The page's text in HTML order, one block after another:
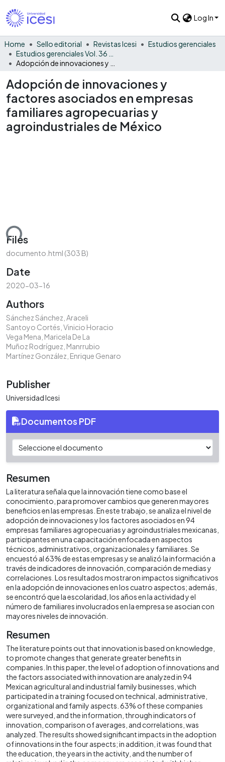
Log In
Home Sello editorial Revistas Icesi
Estudios gerenciales
Adopción de innovaciones y
factores asociados en empresas
familiares agropecuarias y
agroindustriales de México
Files
documento.html (303 B)
Date
2020-03-16
Authors
Sánchez Sánchez, Araceli
Santoyo Cortés, Vinicio Horacio
Vega Mena, Maricela De La
Muñoz Rodríguez, Manrrubio
Martínez González, Enrique Genaro
Publisher
Universidad Icesi
Documentos PDF
Resumen
La literatura señala que la innovación tiene como base el
conocimiento, para promover cambios que generen mayores
beneficios en las empresas. En este trabajo, se analiza el nivel de
adopción de innovaciones y los factores asociados en 94
empresas familiares agropecuarias y agroindustriales mexicanas,
participantes en una capacitación enfocada en aspectos
técnicos, administrativos, organizacionales y familiares. Se
encuestó al 63% de estas empresas y se analizó la información a
través de indicadores de innovación, comparación de medias y
correlaciones. Los resultados mostraron impactos significativos
en la adopción de innovaciones en los cuatro aspectos; además,
se encontró que la escolaridad, los años en la actividad y el
número de familiares involucrados en la empresa se asocian con
mayores niveles de innovación.
Resumen
The literature points out that innovation is based on knowledge,
to promote changes that generate greater benefits in
companies. In this paper, the level of adoption of innovations and
the factors associated with innovation are analyzed in 94
Mexican agricultural and industrial family businesses, which
participated in a training focused on technical, administrative,
organizational and family aspects. 63% of these companies
were surveyed, and the information, through indicators of
innovation, comparison of averages, and correlations, was
analyzed. The results showed significant impacts in the adoption
of innovations in the four aspects; in addition, it was found that
the education, the years in the activity, and the number of